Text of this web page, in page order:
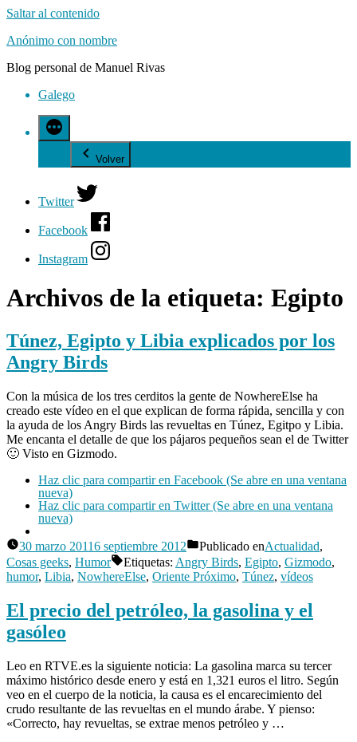
Saltar al contenido
Anónimo con nombre
Blog personal de Manuel Rivas
Galego
Volver
Twitter
Facebook
Instagram
Archivos de la etiqueta: Egipto
Túnez, Egipto y Libia explicados por los
Angry Birds
Con la música de los tres cerditos la gente de NowhereElse ha
creado este vídeo en el que explican de forma rápida, sencilla y con
la ayuda de los Angry Birds las revueltas en Túnez, Egitpo y Libia.
Me encanta el detalle de que los pájaros pequeños sean el de Twitter
🙂 Visto en Gizmodo.
Haz clic para compartir en Facebook (Se abre en una ventana
nueva)
Haz clic para compartir en Twitter (Se abre en una ventana
nueva)
Publicado
porManuel
Álvarez
30 marzo 20116 septiembre 2012 Publicado enActualidad,
Cosas geeks, Humor Etiquetas: Angry Birds, Egipto, Gizmodo,
humor, Libia, NowhereElse, Oriente Próximo, Túnez, vídeos
Egipto
y
Libia
El precio del petróleo, la gasolina y el
gasóleo
Leo en RTVE.es la siguiente noticia: La gasolina marca su tercer
máximo histórico desde enero y está en 1,321 euros el litro. Según
veo en el cuerpo de la noticia, la causa es el encarecimiento del
crudo resultante de las revueltas en el mundo árabe. Y pienso:
«Correcto, hay revueltas, se extrae menos petróleo y …